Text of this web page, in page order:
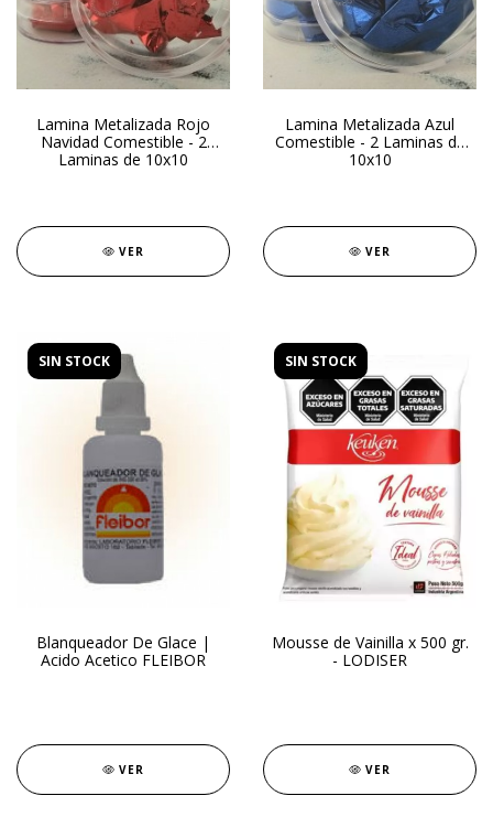
Lamina Metalizada Rojo
Navidad Comestible - 2
Laminas de 10x10
VER
Lamina Metalizada Azul
Comestible - 2 Laminas de
10x10
VER
SIN STOCK
Blanqueador De Glace |
Acido Acetico FLEIBOR
VER
SIN STOCK
Mousse de Vainilla x 500 gr.
- LODISER
VER